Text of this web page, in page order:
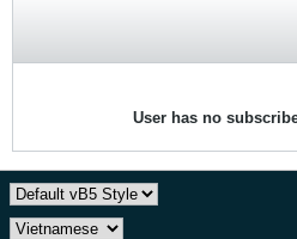
User has no